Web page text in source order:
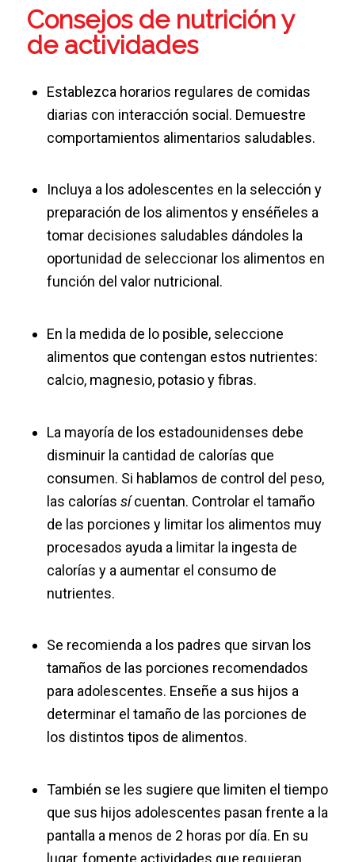
Consejos de nutrición y
de actividades
Establezca horarios regulares de comidas
diarias con interacción social. Demuestre
comportamientos alimentarios saludables.
Incluya a los adolescentes en la selección y
preparación de los alimentos y enséñeles a
tomar decisiones saludables dándoles la
oportunidad de seleccionar los alimentos en
función del valor nutricional.
En la medida de lo posible, seleccione
alimentos que contengan estos nutrientes:
calcio, magnesio, potasio y fibras.
La mayoría de los estadounidenses debe
disminuir la cantidad de calorías que
consumen. Si hablamos de control del peso,
las calorías sícuentan. Controlar el tamaño
de las porciones y limitar los alimentos muy
procesados ayuda a limitar la ingesta de
calorías y a aumentar el consumo de
nutrientes.
Se recomienda a los padres que sirvan los
tamaños de las porciones recomendados
para adolescentes. Enseñe a sus hijos a
determinar el tamaño de las porciones de
los distintos tipos de alimentos.
También se les sugiere que limiten el tiempo
que sus hijos adolescentes pasan frente a la
pantalla a menos de 2 horas por día. En su
lugar, fomente actividades que requieran